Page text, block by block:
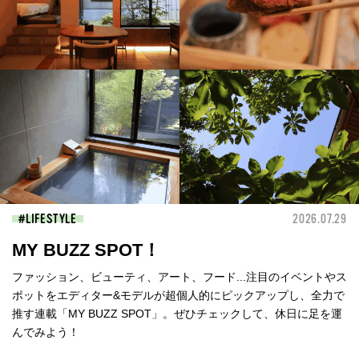
LIFESTYLE 2026.07.29
MY BUZZ SPOT！
ファッション、ビューティ、アート、フード...注目のイベントやス
ポットをエディター&モデルが超個人的にピックアップし、全力で
推す連載「MY BUZZ SPOT」。ぜひチェックして、休日に足を運
んでみよう！